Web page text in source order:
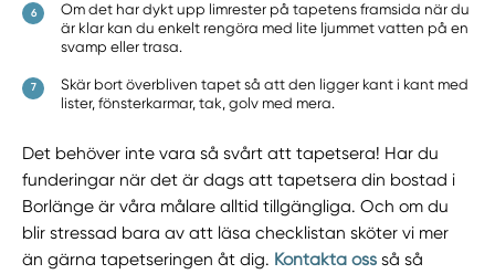
Om det har dykt upp limrester på tapetens framsida när du
är klar kan du enkelt rengöra med lite ljummet vatten på en
svamp eller trasa.
Skär bort överbliven tapet så att den ligger kant i kant med
lister, fönsterkarmar, tak, golv med mera.
Det behöver inte vara så svårt att tapetsera! Har du
funderingar när det är dags att tapetsera din bostad i
Borlänge är våra målare alltid tillgängliga. Och om du
blir stressad bara av att läsa checklistan sköter vi mer
än gärna tapetseringen åt dig. Kontakta oss så så